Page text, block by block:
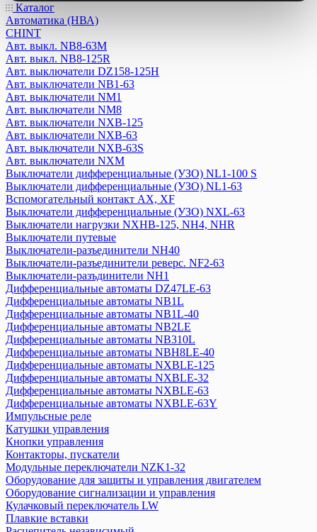
Выключатели путевые
Выключатели-разъединители NH40
Выключатели-разъединители реверс. NF2-63
Выключатели-разъдинители NH1
Дифференциальные автоматы DZ47LE-63
Дифференциальные автоматы NB1L
Дифференциальные автоматы NB1L-40
Дифференциальные автоматы NB2LE
Дифференциальные автоматы NB310L
Дифференциальные автоматы NBH8LE-40
Дифференциальные автоматы NXBLE-125
Дифференциальные автоматы NXBLE-32
Дифференциальные автоматы NXBLE-63
Дифференциальные автоматы NXBLE-63Y
Импульсные реле
Катушки управления
Кнопки управления
Контакторы, пускатели
Модульные переключатели NZK1-32
Оборудование для защиты и управления двигателем
Кулачковый переключатель LW
Оборудование сигнализации и управления
Плавкие вставки
Расцепитель независимый
Реле времени
Розетки на din-рейку
Рубильники
Тепловое реле
Трансформаторы
Реле напряжения
Устройства защиты от импульсных перенапряжений (УЗИП)
Таймер электронный NKG3
Устройство автоматического ввода резерва
DigiTOP
Каталог
Автоматика (НВА)
CHINT
Авт. выкл. NB8-63M
Авт. выкл. NB8-125R
Авт. выключатели DZ158-125H
Авт. выключатели NB1-63
Авт. выключатели NM1
Авт. выключатели NM8
Авт. выключатели NXB-125
Авт. выключатели NXB-63
Авт. выключатели NXB-63S
Авт. выключатели NXM
Выключатели дифференциальные (УЗО) NL1-100 S
Выключатели дифференциальные (УЗО) NL1-63
Вспомогательный контакт АХ, XF
Выключатели дифференциальные (УЗО) NXL-63
Выключатели нагрузки NXHB-125, NH4, NHR
Выключатели путевые
Выключатели-разъединители NH40
Выключатели-разъединители реверс. NF2-63
Выключатели-разъдинители NH1
Дифференциальные автоматы DZ47LE-63
Дифференциальные автоматы NB1L
Дифференциальные автоматы NB1L-40
Дифференциальные автоматы NB2LE
Дифференциальные автоматы NB310L
Дифференциальные автоматы NBH8LE-40
Дифференциальные автоматы NXBLE-125
Дифференциальные автоматы NXBLE-32
Дифференциальные автоматы NXBLE-63
Дифференциальные автоматы NXBLE-63Y
Импульсные реле
Катушки управления
Кнопки управления
Контакторы, пускатели
Модульные переключатели NZK1-32
Оборудование для защиты и управления двигателем
Оборудование сигнализации и управления
Кулачковый переключатель LW
Плавкие вставки